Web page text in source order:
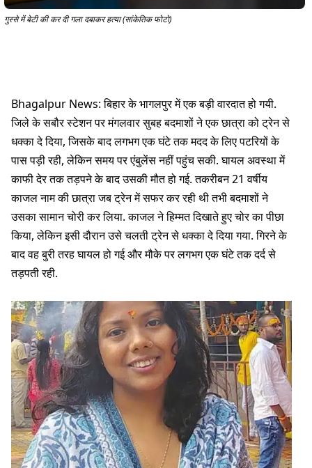
गुस्से में बेटी की कर दी गला दबाकर हत्या (सांकेतिक फोटो)
Bhagalpur News: बिहार के भागलपुर में एक बड़ी वारदात हो गयी.
जिले के सबौर स्टेशन पर मंगलवार सुबह बदमाशों ने एक छात्रा को ट्रेन से
धक्का दे दिया, जिसके बाद लगभग एक घंटे तक मदद के लिए पटरियों के
पास पड़ी रही, लेकिन समय पर एंबुलेंस नहीं पहुंच सकी. घायल अवस्था में
काफी देर तक तड़पने के बाद उसकी मौत हो गई. तकरीबन 21 वर्षीय
काजल नाम की छात्रा जब ट्रेन में सफर कर रही थी तभी बदमाशों ने
उसका सामान चोरी कर लिया. काजल ने हिम्मत दिखाते हुए चोर का पीछा
किया, लेकिन इसी दौरान उसे चलती ट्रेन से धक्का दे दिया गया. गिरने के
बाद वह बुरी तरह घायल हो गई और मौके पर लगभग एक घंटे तक दर्द से
तड़पती रही.